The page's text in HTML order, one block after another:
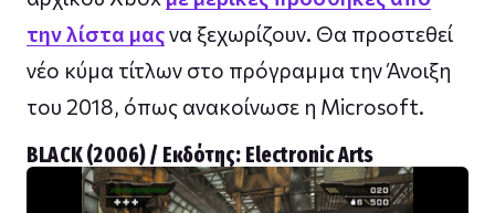
την λίστα μαςνα ξεχωρίζουν. Θα προστεθεί
νέο κύμα τίτλων στo πρόγραμμα την Άνοιξη
του 2018, όπως ανακοίνωσε η Microsoft.
BLACK (2006) / Εκδότης: Εlectronic Αrts